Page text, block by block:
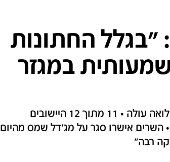
החתונות
במגזר
עונת החתונות בחברה הערבית נפתחה והתחלואה עולה • 11 מתוך 12 היישובים
השרים אישרו סגר על מג'דל שמס מהיום
רבה"